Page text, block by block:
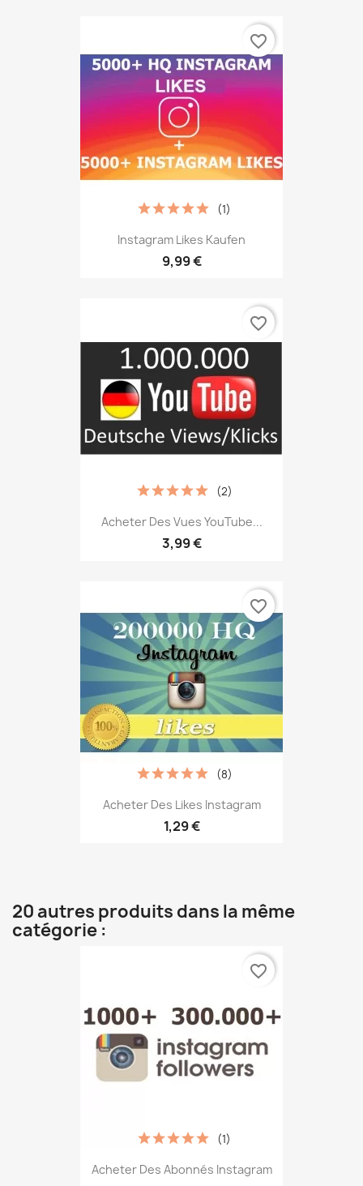
Instagram Likes Kaufen
9,99 €
(1)
favorite_border
Acheter Des Vues YouTube...
3,99 €
(2)
favorite_border
Acheter Des Likes Instagram
1,29 €
(8)
favorite_border
20 autres produits dans la même
catégorie :
Acheter Des Abonnés Instagram
(1)
favorite_border